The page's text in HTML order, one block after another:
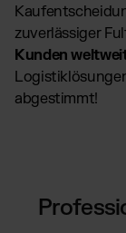
zuverlässiger
Kunden
abgestimmt!